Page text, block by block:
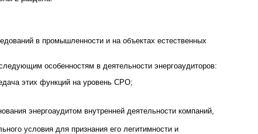
в промышленности и на объектах естественных
особенностям в деятельности энергоаудиторов:
этих функций на уровень СРО;
энергоаудитом внутренней деятельности компаний,
условия для признания его легитимности и